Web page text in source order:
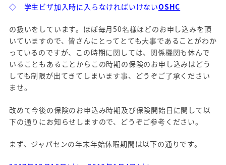
◇ 学生ビザ加入時に入らなければいけないOSHC
の扱いをしています。ほぼ毎月50名様ほどのお申し込みを頂
いていますので、皆さんにとってとても大事であることがわか
っているのですが、この時期に関しては、関係機関も休んで
いることもあることからこの時期の保険のお申し込みはどう
しても制限が出てきてしまいます事、どうぞご了承ください
ませ。
改めて今後の保険のお申込み時期及び保険開始日に関して以
下の通りにお知らせしますので、どうぞご参考ください。
まず、ジャパセンの年末年始休暇期間は以下の通りです。